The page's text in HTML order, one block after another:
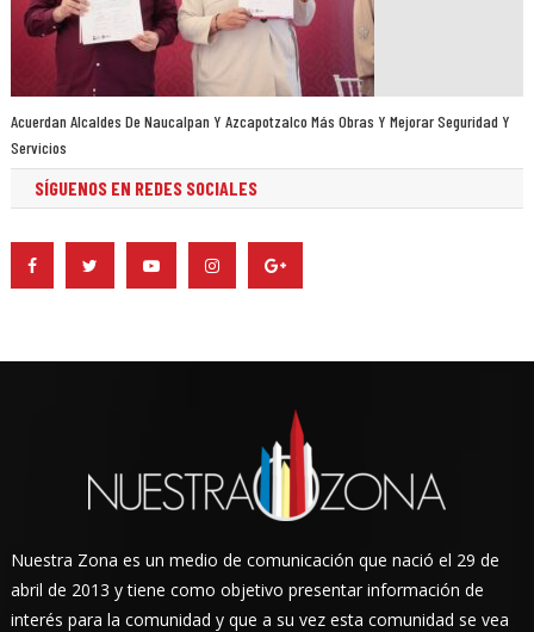
Acuerdan Alcaldes De Naucalpan Y Azcapotzalco Más Obras Y Mejorar Seguridad Y
Servicios
SÍGUENOS EN REDES SOCIALES
Nuestra Zona es un medio de comunicación que nació el 29 de
abril de 2013 y tiene como objetivo presentar información de
interés para la comunidad y que a su vez esta comunidad se vea